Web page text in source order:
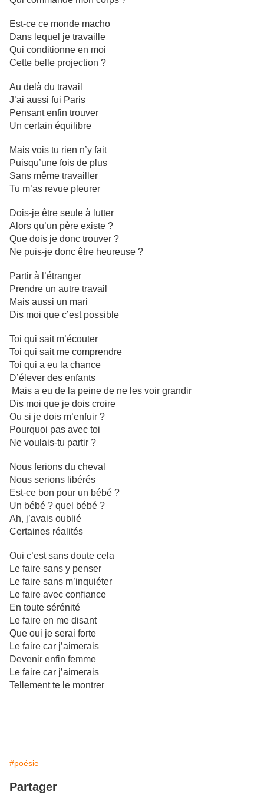
Est-ce ce monde macho
Dans lequel je travaille
Qui conditionne en moi
Cette belle projection ?
Au delà du travail
J’ai aussi fui Paris
Pensant enfin trouver
Un certain équilibre
Mais vois tu rien n’y fait
Puisqu’une fois de plus
Sans même travailler
Tu m’as revue pleurer
Dois-je être seule à lutter
Alors qu’un père existe ?
Que dois je donc trouver ?
Ne puis-je donc être heureuse ?
Partir à l’étranger
Prendre un autre travail
Mais aussi un mari
Dis moi que c’est possible
Toi qui sait m’écouter
Toi qui sait me comprendre
Toi qui a eu la chance
D’élever des enfants
Mais a eu de la peine de ne les voir grandir
Dis moi que je dois croire
Ou si je dois m’enfuir ?
Pourquoi pas avec toi
Ne voulais-tu partir ?
Nous ferions du cheval
Nous serions libérés
Est-ce bon pour un bébé ?
Un bébé ? quel bébé ?
Ah, j’avais oublié
Certaines réalités
Oui c’est sans doute cela
Le faire sans y penser
Le faire sans m’inquiéter
Le faire avec confiance
En toute sérénité
Le faire en me disant
Que oui je serai forte
Le faire car j’aimerais
Devenir enfin femme
Le faire car j’aimerais
Tellement te le montrer
#poésie
Partager